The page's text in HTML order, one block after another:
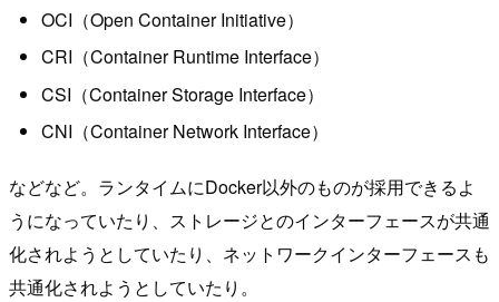
OCI（Open Container Initiative）
CRI（Container Runtime Interface）
CSI（Container Storage Interface）
CNI（Container Network Interface）
などなど。ランタイムにDocker以外のものが採用できるよ
うになっていたり、ストレージとのインターフェースが共通
化されようとしていたり、ネットワークインターフェースも
共通化されようとしていたり。